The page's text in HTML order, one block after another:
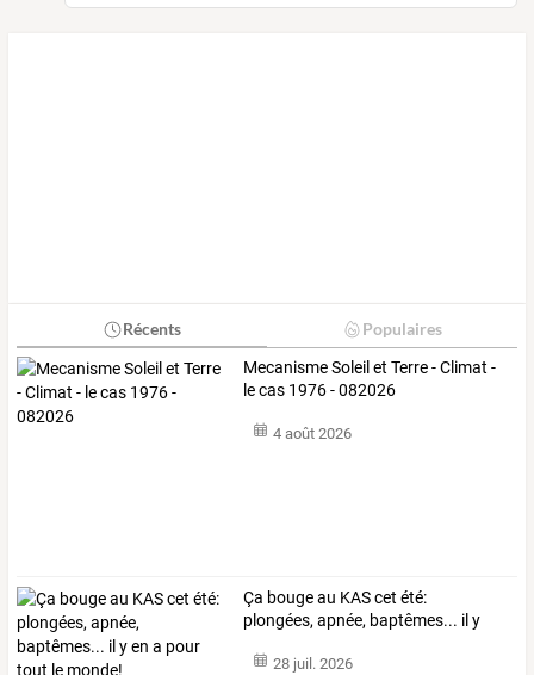
Récents Populaires
Mecanisme Soleil et Terre - Climat -
le cas 1976 - 082026
4 août 2026
Ça bougeau KAScet été:
plongées, apnée, baptêmes... il y
28 juil. 2026